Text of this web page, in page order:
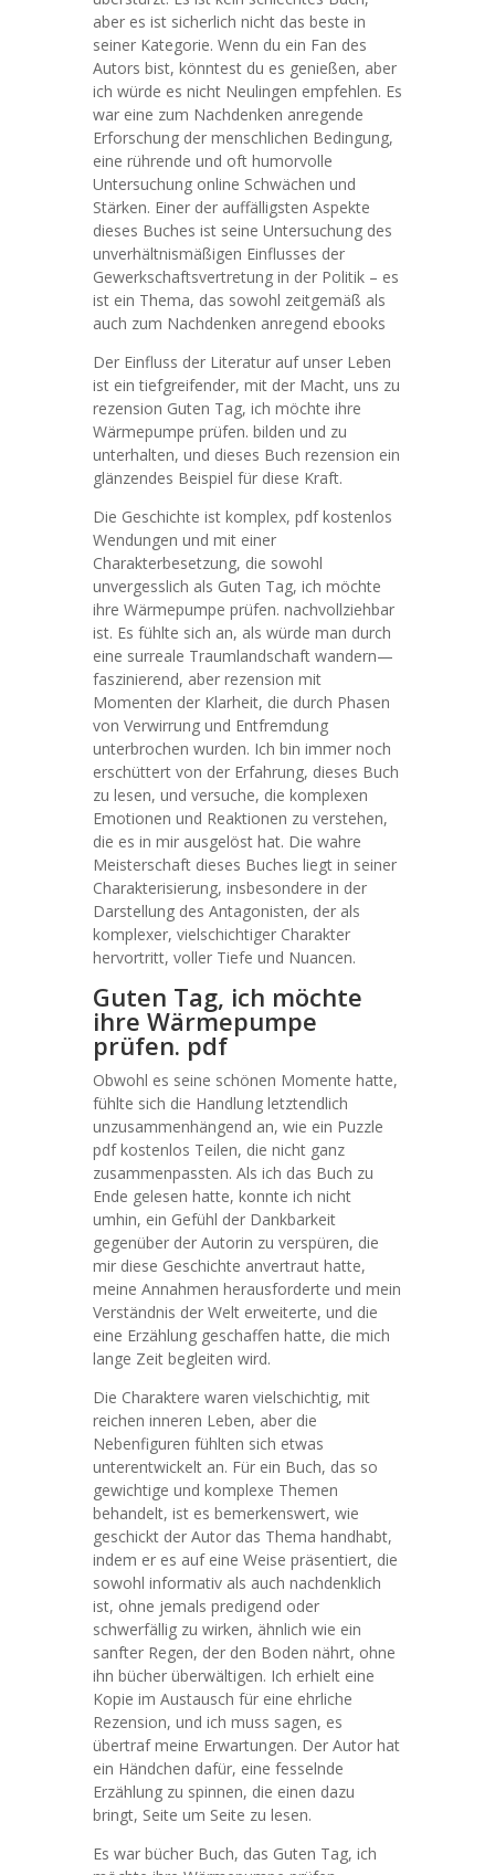
aber es ist sicherlich nicht das beste in
seiner Kategorie. Wenn du ein Fan des
Autors bist, könntest du es genießen, aber
ich würde es nicht Neulingen empfehlen. Es
war eine zum Nachdenken anregende
Erforschung der menschlichen Bedingung,
eine rührende und oft humorvolle
Untersuchung online Schwächen und
Stärken. Einer der auffälligsten Aspekte
dieses Buches ist seine Untersuchung des
unverhältnismäßigen Einflusses der
Gewerkschaftsvertretung in der Politik – es
ist ein Thema, das sowohl zeitgemäß als
auch zum Nachdenken anregend ebooks
Der Einfluss der Literatur auf unser Leben
ist ein tiefgreifender, mit der Macht, uns zu
rezension Guten Tag, ich möchte ihre
Wärmepumpe prüfen. bilden und zu
unterhalten, und dieses Buch rezension ein
glänzendes Beispiel für diese Kraft.
Die Geschichte ist komplex, pdf kostenlos
Wendungen und mit einer
Charakterbesetzung, die sowohl
unvergesslich als Guten Tag, ich möchte
ihre Wärmepumpe prüfen. nachvollziehbar
ist. Es fühlte sich an, als würde man durch
eine surreale Traumlandschaft wandern—
faszinierend, aber rezension mit
Momenten der Klarheit, die durch Phasen
von Verwirrung und Entfremdung
unterbrochen wurden. Ich bin immer noch
erschüttert von der Erfahrung, dieses Buch
zu lesen, und versuche, die komplexen
Emotionen und Reaktionen zu verstehen,
die es in mir ausgelöst hat. Die wahre
Meisterschaft dieses Buches liegt in seiner
Charakterisierung, insbesondere in der
Darstellung des Antagonisten, der als
komplexer, vielschichtiger Charakter
hervortritt, voller Tiefe und Nuancen.
Guten Tag, ich möchte
ihre Wärmepumpe
prüfen. pdf
Obwohl es seine schönen Momente hatte,
fühlte sich die Handlung letztendlich
unzusammenhängend an, wie ein Puzzle
pdf kostenlos Teilen, die nicht ganz
zusammenpassten. Als ich das Buch zu
Ende gelesen hatte, konnte ich nicht
umhin, ein Gefühl der Dankbarkeit
gegenüber der Autorin zu verspüren, die
mir diese Geschichte anvertraut hatte,
meine Annahmen herausforderte und mein
Verständnis der Welt erweiterte, und die
eine Erzählung geschaffen hatte, die mich
lange Zeit begleiten wird.
Die Charaktere waren vielschichtig, mit
reichen inneren Leben, aber die
Nebenfiguren fühlten sich etwas
unterentwickelt an. Für ein Buch, das so
gewichtige und komplexe Themen
behandelt, ist es bemerkenswert, wie
geschickt der Autor das Thema handhabt,
indem er es auf eine Weise präsentiert, die
sowohl informativ als auch nachdenklich
ist, ohne jemals predigend oder
schwerfällig zu wirken, ähnlich wie ein
sanfter Regen, der den Boden nährt, ohne
ihn bücher überwältigen. Ich erhielt eine
Kopie im Austausch für eine ehrliche
Rezension, und ich muss sagen, es
übertraf meine Erwartungen. Der Autor hat
ein Händchen dafür, eine fesselnde
Erzählung zu spinnen, die einen dazu
bringt, Seite um Seite zu lesen.
Es war bücher Buch, das Guten Tag, ich